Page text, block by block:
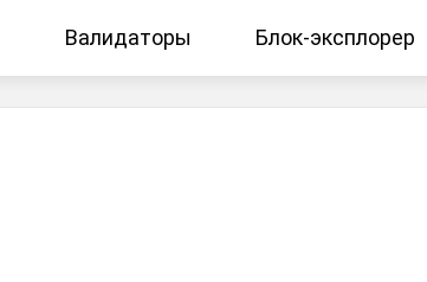
Валидаторы Блок-эксплорер